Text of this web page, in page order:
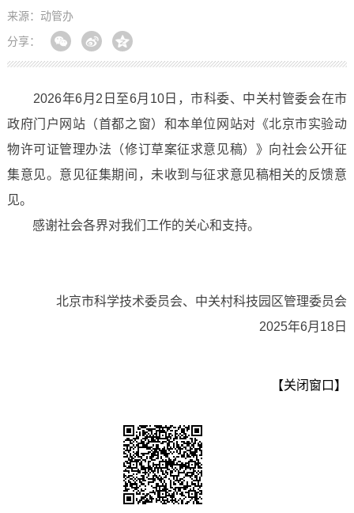
来源：动管办
分享：
2026年6月2日至6月10日，市科委、中关村管委会在市
政府门户网站（首都之窗）和本单位网站对《北京市实验动
物许可证管理办法（修订草案征求意见稿）》向社会公开征
集意见。意见征集期间，未收到与征求意见稿相关的反馈意
见。
感谢社会各界对我们工作的关心和支持。
北京市科学技术委员会、中关村科技园区管理委员会
2025年6月18日
【关闭窗口】